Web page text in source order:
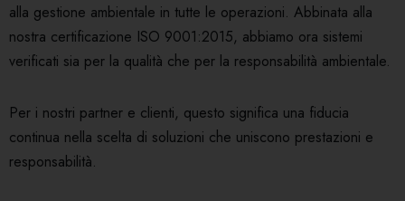
alla gestione ambientale in tutte le operazioni. Abbinata alla
nostra certificazione ISO 9001:2015, abbiamo ora sistemi
verificati sia per la qualità che per la responsabilità ambientale.
Per i nostri partner e clienti, questo significa una fiducia
continua nella scelta di soluzioni che uniscono prestazioni e
responsabilità.